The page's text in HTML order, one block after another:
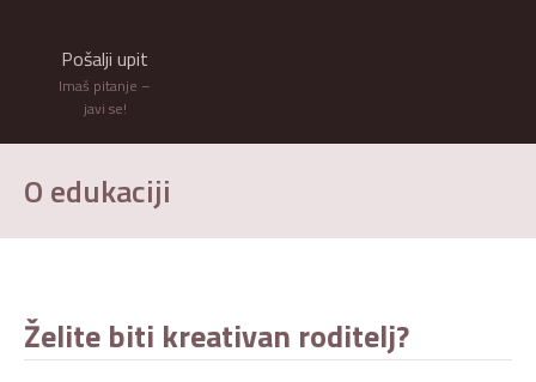
Pošalji upit
Imaš pitanje –
javi se!
O edukaciji
Želite biti kreativan roditelj?